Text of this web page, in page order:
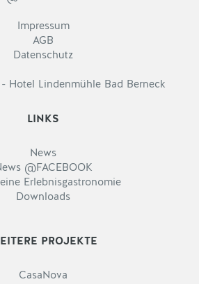
Impressum
AGB
Datenschutz
LINKS
News
@FACEBOOK
Erlebnisgastronomie
Downloads
PROJEKTE
CasaNova